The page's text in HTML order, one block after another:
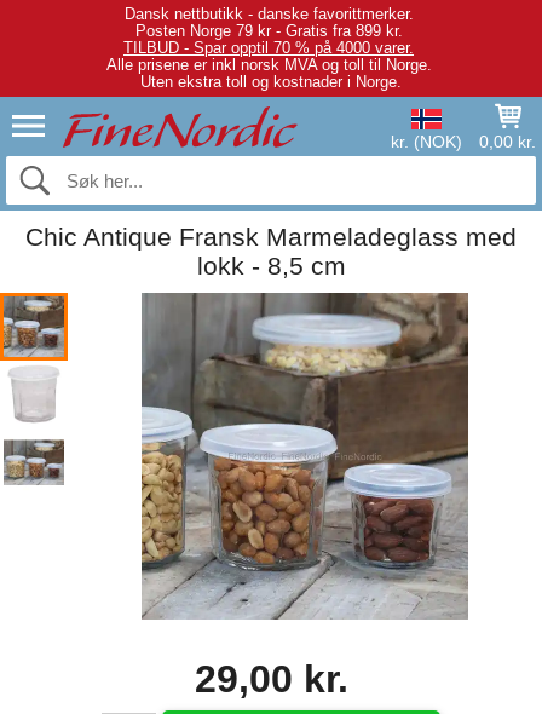
Dansk nettbutikk - danske favorittmerker.
Posten Norge 79 kr - Gratis fra 899 kr.
TILBUD - Spar opptil 70 % på 4000 varer.
Alle prisene er inkl norsk MVA og toll til Norge.
Uten ekstra toll og kostnader i Norge.
kr. (NOK) 0,00 kr.
Chic Antique Fransk Marmeladeglass med
lokk - 8,5 cm
29,00 kr.